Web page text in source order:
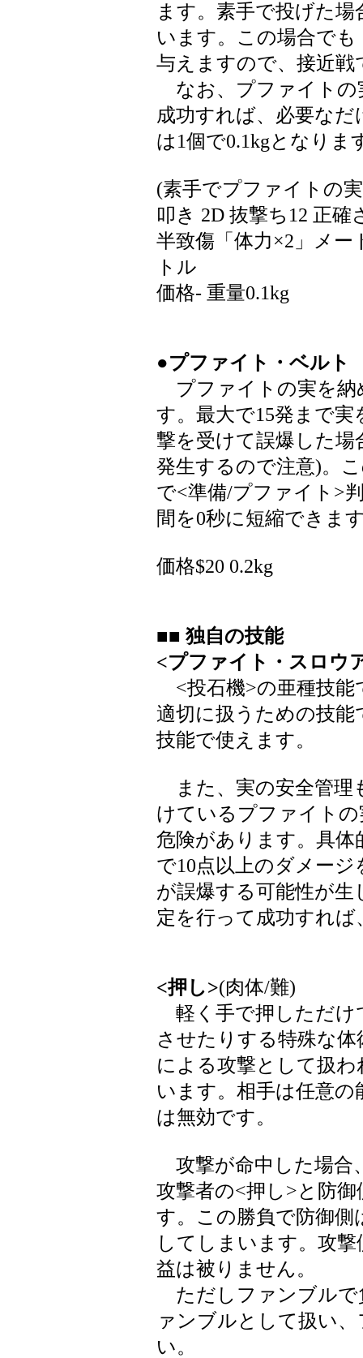
ます。素手で投げた
います。この場合で
与えますので、接近戦
なお、プファイトの
成功すれば、必要なだ
は1個で0.1kgとなりま
(素手でプファイトの
叩き 2D 抜撃ち12 正確
半致傷「体力×2」メー
トル
価格- 重量0.1kg
●プファイト・ベルト
プファイトの実を納
す。最大で15発まで
撃を受けて誤爆した
発生するので注意)。
で<準備/プファイト>
間を0秒に短縮できま
価格$20 0.2kg
■■ 独自の技能
<プファイト・スロウ
<投石機>の亜種技能
適切に扱うための技
技能で使えます。
また、実の安全管理
けているプファイト
危険があります。具体
で10点以上のダメー
が誤爆する可能性が
定を行って成功すれ
<押し>(肉体/難)
軽く手で押しただけ
させたりする特殊な
による攻撃として扱
います。相手は任意
は無効です。
攻撃が命中した場合
攻撃者の<押し>と防
す。この勝負で防御側
してしまいます。攻
益は被りません。
ただしファンブルで
ァンブルとして扱い
い。